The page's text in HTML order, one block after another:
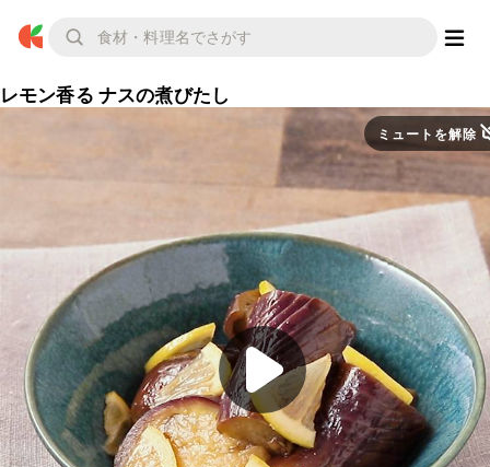
レモン香る ナスの煮びたし
ミュートを解除